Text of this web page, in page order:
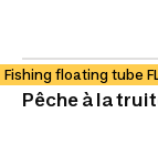
Fishing floating tube
Pêche à la